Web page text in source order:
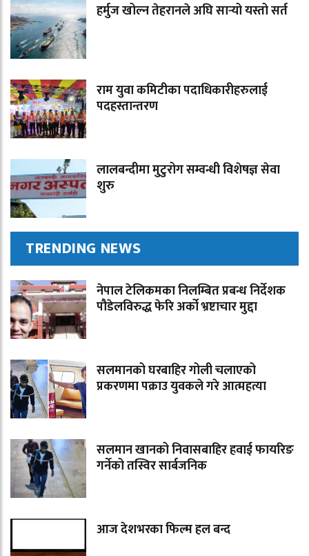
हर्मुज खोल्न तेहरानले अघि सार्‍यो यस्तो सर्त
राम युवा कमिटीका पदाधिकारीहरुलाई
पदहस्तान्तरण
लालबन्दीमा मुटुरोग सम्वन्धी विशेषज्ञ सेवा
शुरु
TRENDING NEWS
नेपाल टेलिकमका निलम्बित प्रबन्ध निर्देशक
पौडेलविरुद्ध फेरि अर्को भ्रष्टाचार मुद्दा
सलमानको घरबाहिर गोली चलाएको
प्रकरणमा पक्राउ युवकले गरे आत्महत्या
सलमान खानको निवासबाहिर हवाई फायरिङ
गर्नेको तस्विर सार्बजनिक
आज देशभरका फिल्म हल बन्द